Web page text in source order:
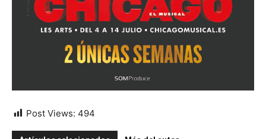
Post Views: 494